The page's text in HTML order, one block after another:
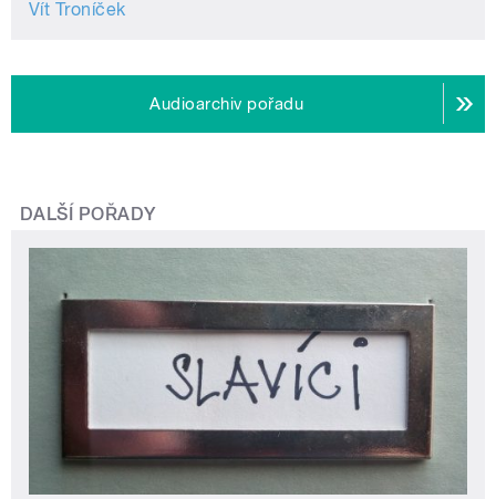
Vít Troníček
Audioarchiv pořadu
DALŠÍ POŘADY